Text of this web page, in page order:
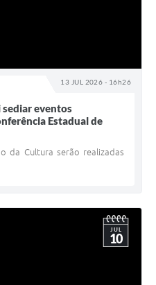
13 JUL 2026 - 16h26
sediar eventos
Estadual de
da Cultura serão realizadas
JUL
10